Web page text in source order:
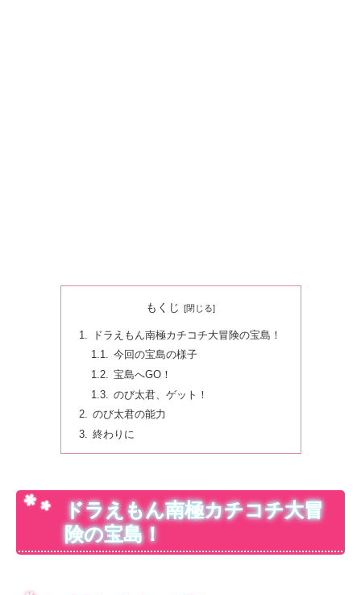
もくじ
ドラえもん南極カチコチ大冒険の宝島！
今回の宝島の様子
宝島へGO！
のび太君、ゲット！
のび太君の能力
終わりに
ドラえもん南極カチコチ大冒
険の宝島！